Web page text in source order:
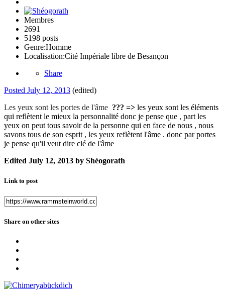
Membres
2691
5198 posts
Genre:Homme
Localisation:Cité Impériale libre de Besançon
Share
Posted July 12, 2013 (edited)
Les yeux sont les portes de l'âme ??? => les yeux sont les éléments
qui reflètent le mieux la personnalité donc je pense que , part les
yeux on peut tous savoir de la personne qui en face de nous , nous
savons tous de son esprit , les yeux reflètent l'âme . donc par portes
je pense qu'il veut dire clé de l'âme
Edited July 12, 2013 by Shéogorath
Link to post
Share on other sites